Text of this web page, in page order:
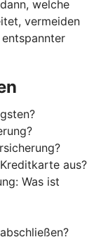
welche
vermeiden
aus?
Was ist